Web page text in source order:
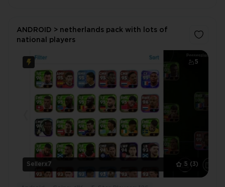
5
Sellerx7 5 (3)
ANDROID > netherlands pack with lots of
national players